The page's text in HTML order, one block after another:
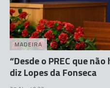
MADEIRA
“Desde o PREC que
diz Lopes da Fonseca